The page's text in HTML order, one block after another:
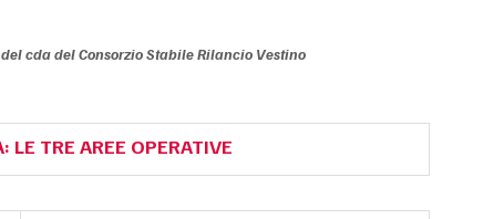
cda del Consorzio Stabile Rilancio Vestino
TRE AREE OPERATIVE